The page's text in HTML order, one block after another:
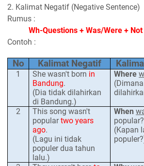
2. Kalimat Negatif (Negative Sentence)
Rumus :
Wh-Questions + Was/Were +
Contoh :
No Kalimat Negatif
1 She wasn't born in
Bandung.
(Dia tidak dilahirkan
di Bandung.)
Where
2
This song wasn't
populartwo years
ago.
(Lagu ini tidak
populer dua tahun
lalu.)
When
popular?
(Kapan
populer